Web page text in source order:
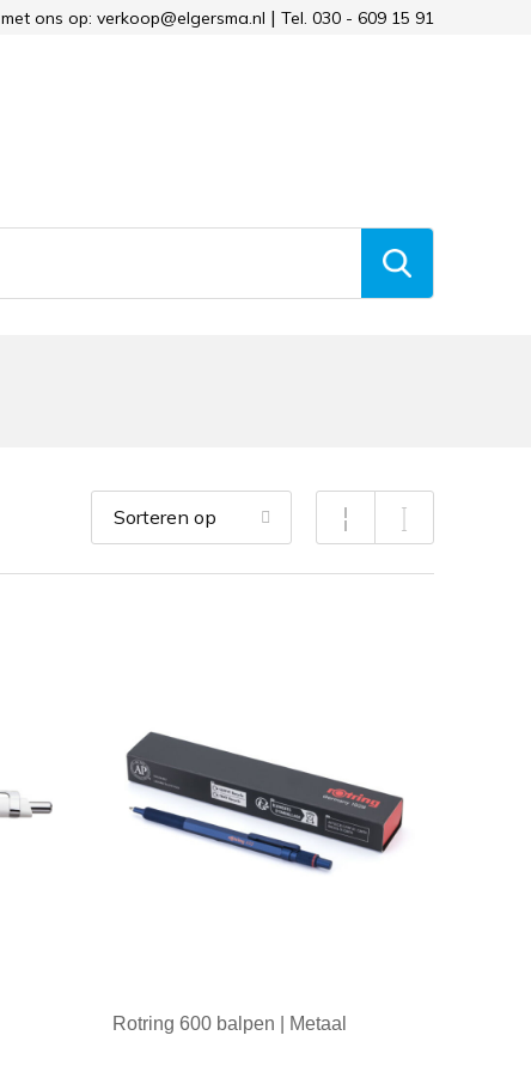
ons op: verkoop@elgersma.nl Tel. 030 - 609 15 91
Rotring 600 balpen | Metaal